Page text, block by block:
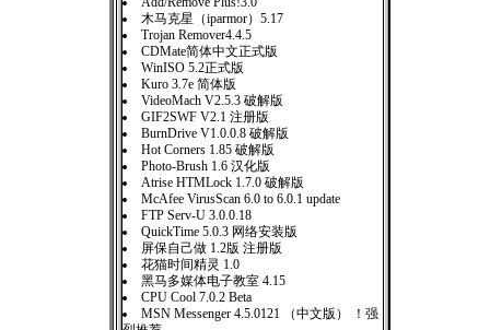
木马克星（iparmor）5.17
Trojan Remover4.4.5
CDMate简体中文正式版
WinISO 5.2正式版
Kuro 3.7e 简体版
VideoMach V2.5.3 破解版
GIF2SWF V2.1 注册版
BurnDrive V1.0.0.8 破解版
Hot Corners 1.85 破解版
Photo-Brush 1.6 汉化版
Atrise HTMLock 1.7.0 破解版
McAfee VirusScan 6.0 to 6.0.1 update
FTP Serv-U 3.0.0.18
QuickTime 5.0.3 网络安装版
屏保自己做 1.2版 注册版
花猫时间精灵 1.0
黑马多媒体电子教室 4.15
CPU Cool 7.0.2 Beta
MSN Messenger 4.5.0121 （中文版） ！强